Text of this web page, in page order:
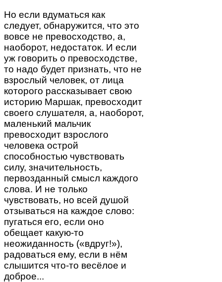
Но если вдуматься как
следует, обнаружится, что это
вовсе не превосходство, а,
наоборот, недостаток. И если
уж говорить о превосходстве,
то надо будет признать, что не
взрослый человек, от лица
которого рассказывает свою
историю Маршак, превосходит
своего слушателя, а, наоборот,
маленький мальчик
превосходит взрослого
человека острой
способностью чувствовать
силу, значительность,
первозданный смысл каждого
слова. И не только
чувствовать, но всей душой
отзываться на каждое слово:
пугаться его, если оно
обещает какую-то
неожиданность («вдруг!»),
радоваться ему, если в нём
слышится что-то весёлое и
доброе...